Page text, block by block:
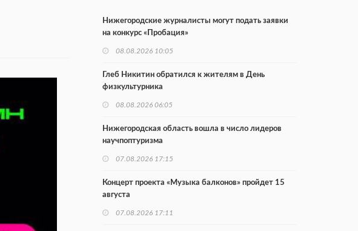
Нижегородские журналисты могут подать заявки
на конкурс «Пробация»
08.08.2026 10:05
Глеб Никитин обратился к жителям в День
физкультурника
08.08.2026 06:05
Нижегородская область вошла в число лидеров
научпоптуризма
07.08.2026 17:15
Концерт проекта «Музыка балконов» пройдет 15
августа
07.08.2026 17:11